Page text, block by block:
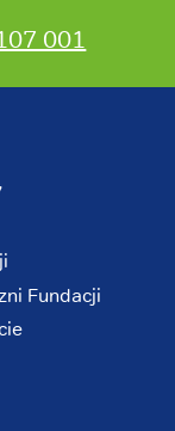
001
Fundacji